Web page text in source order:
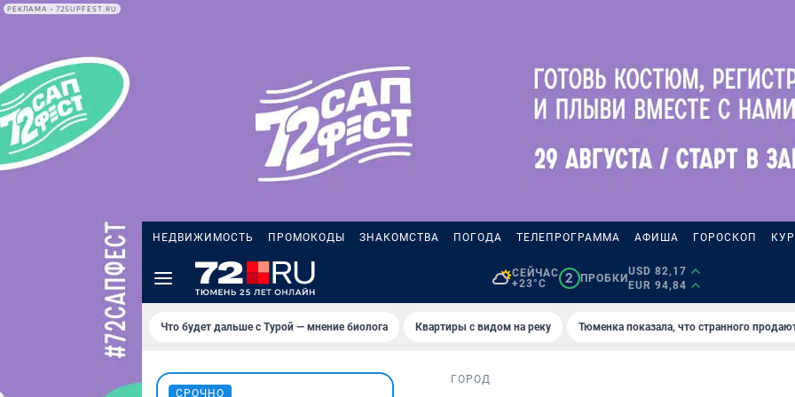
РЕКЛАМА • 72SUPFEST.RU
НЕДВИЖИМОСТЬ ПРОМОКОДЫ ЗНАКОМСТВА ПОГОДА ТЕЛЕПРОГРАММА АФИША ГОРОСКОП
СЕЙЧАС
+23°C
2 ПРОБКИ
USD 82,17
EUR 94,84
Что будет дальше с Турой — мнение биолога Квартиры с видом на реку Тюменка показала, что странного
СРОЧНО
ГОРОД